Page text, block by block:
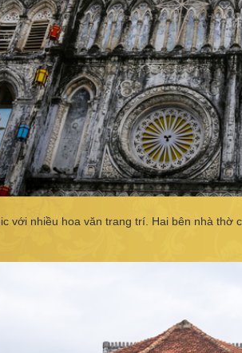
với nhiều hoa văn trang trí. Hai bên nhà thờ